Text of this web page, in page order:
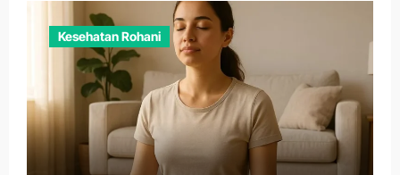
Kesehatan Rohani